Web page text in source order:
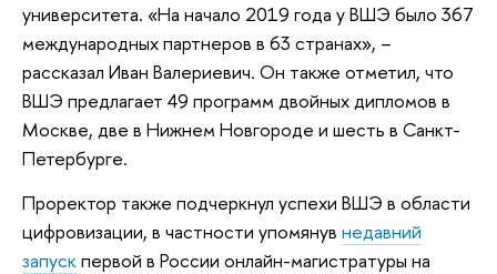
университета. «На начало 2019 года у ВШЭ было 367
международных партнеров в 63 странах», –
рассказал Иван Валериевич. Он также отметил, что
ВШЭ предлагает 49 программ двойных дипломов в
Москве, две в Нижнем Новгороде и шесть в Санкт-
Петербурге.
Проректор также подчеркнул успехи ВШЭ в области
цифровизации, в частности упомянув недавний
запускпервой в России онлайн-магистратуры на